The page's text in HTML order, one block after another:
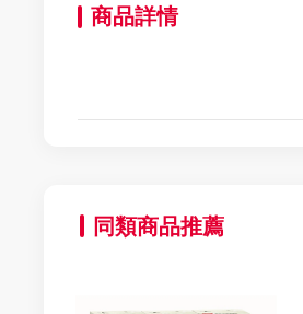
商品詳情
同類商品推薦